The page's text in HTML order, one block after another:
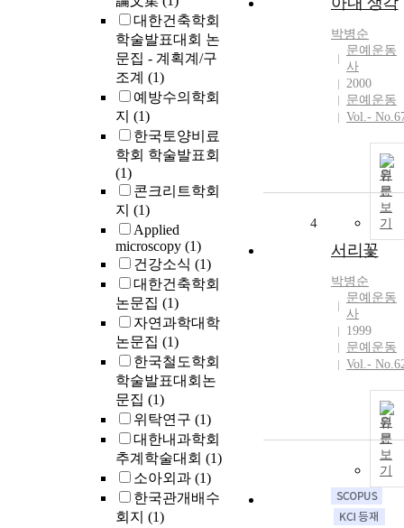
대한건축학회
학술발표대회 논
문집 - 계획계/구
조계 (1)
예방수의학회
지 (1)
한국토양비료
학회 학술발표회
(1)
콘크리트학회
지 (1)
Applied
microscopy (1)
건강소식 (1)
대한건축학회
논문집 (1)
자연과학대학
논문집 (1)
한국철도학회
학술발표대회논
문집 (1)
위탁연구 (1)
대한내과학회
추계학술대회 (1)
소아외과 (1)
한국관개배수
회지 (1)
박병순
문예운동
사
2000
문예운동
Vol.-
원
문
보
기
4
서리꽃
박병순
문예운동
사
1999
문예운동
Vol.-
원
문
보
기